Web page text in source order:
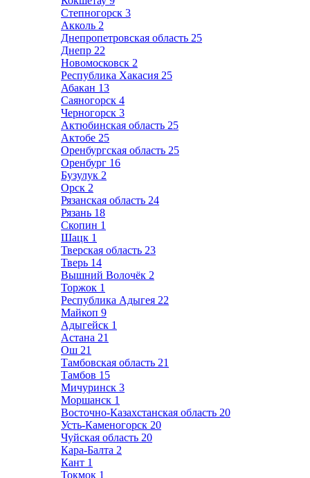
Степногорск 3
Акколь 2
Днепропетровская область 25
Днепр 22
Новомосковск 2
Республика Хакасия 25
Абакан 13
Саяногорск 4
Черногорск 3
Актюбинская область 25
Актобе 25
Оренбургская область 25
Оренбург 16
Бузулук 2
Орск 2
Рязанская область 24
Рязань 18
Скопин 1
Шацк 1
Тверская область 23
Тверь 14
Вышний Волочёк 2
Торжок 1
Республика Адыгея 22
Майкоп 9
Адыгейск 1
Астана 21
Ош 21
Тамбовская область 21
Тамбов 15
Мичуринск 3
Моршанск 1
Восточно-Казахстанская область 20
Усть-Каменогорск 20
Чуйская область 20
Кара-Балта 2
Кант 1
Токмок 1